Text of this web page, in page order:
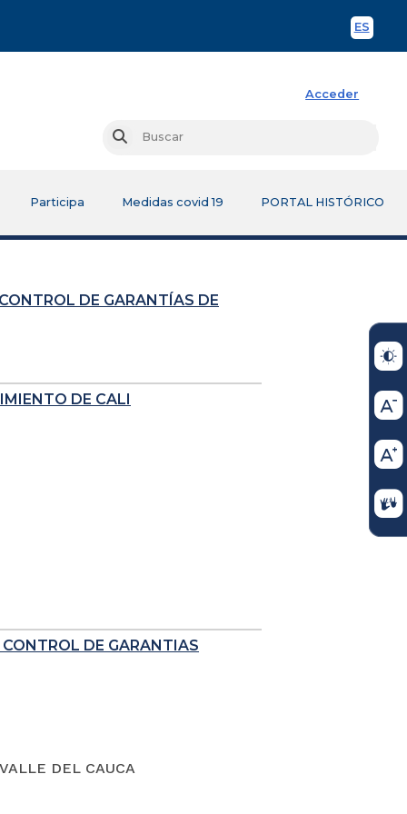
ES
Acceder
Buscar
Participa Medidas covid 19 PORTAL HISTÓRICO
DE GARANTÍAS DE
DE CALI
DE GARANTIAS
DEL CAUCA